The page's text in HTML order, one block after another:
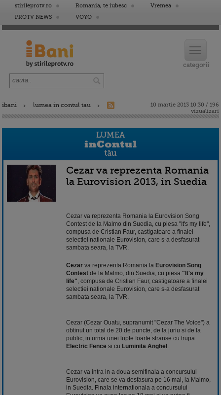
stirileprotv.ro Romania, te iubesc
Vremea
PROTV NEWS
VOYO
ibani lumea in contul tau
10 martie 2013 10:30 / 196
vizualizari
Cezar va reprezenta Romania
la Eurovision 2013, in Suedia
Cezar va reprezenta Romania la Eurovision Song
Contest de la Malmo din Suedia, cu piesa "It's my life",
compusa de Cristian Faur, castigatoare a finalei
selectiei nationale Eurovision, care s-a desfasurat
sambata seara, la TVR.
Cezar va reprezenta Romania la Eurovision Song
Contest de la Malmo, din Suedia, cu piesa "It's my
life" , compusa de Cristian Faur, castigatoare a finalei
selectiei nationale Eurovision, care s-a desfasurat
sambata seara, la TVR.
Cezar (Cezar Ouatu, supranumit "Cezar The Voice") a
obtinut un total de 20 de puncte, de la juriu si de la
public, in urma unei lupte foarte stranse cu trupa
Electric Fence si cu Luminita Anghel
Cezar va intra in a doua semifinala a concursului
Eurovision, care se va desfasura pe 16 mai, la Malmo,
in Suedia. Finala internationala a concursului